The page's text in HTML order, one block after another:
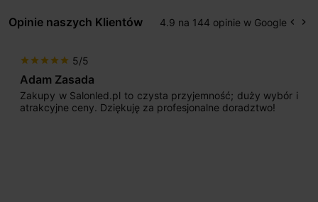
Opinie naszych Klientów 4.9 na 144 opinie w Google keyboard_arrow_left keyboard_arrow_right
star star star star star 5/5
Adam Zasada
Zakupy w Salonled.pl to czysta przyjemność; duży wybór i
atrakcyjne ceny. Dziękuję za profesjonalne doradztwo!